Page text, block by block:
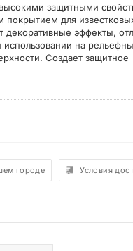
защитными
для
декоративные эффекты,
на
Создает защитное
городе Условия